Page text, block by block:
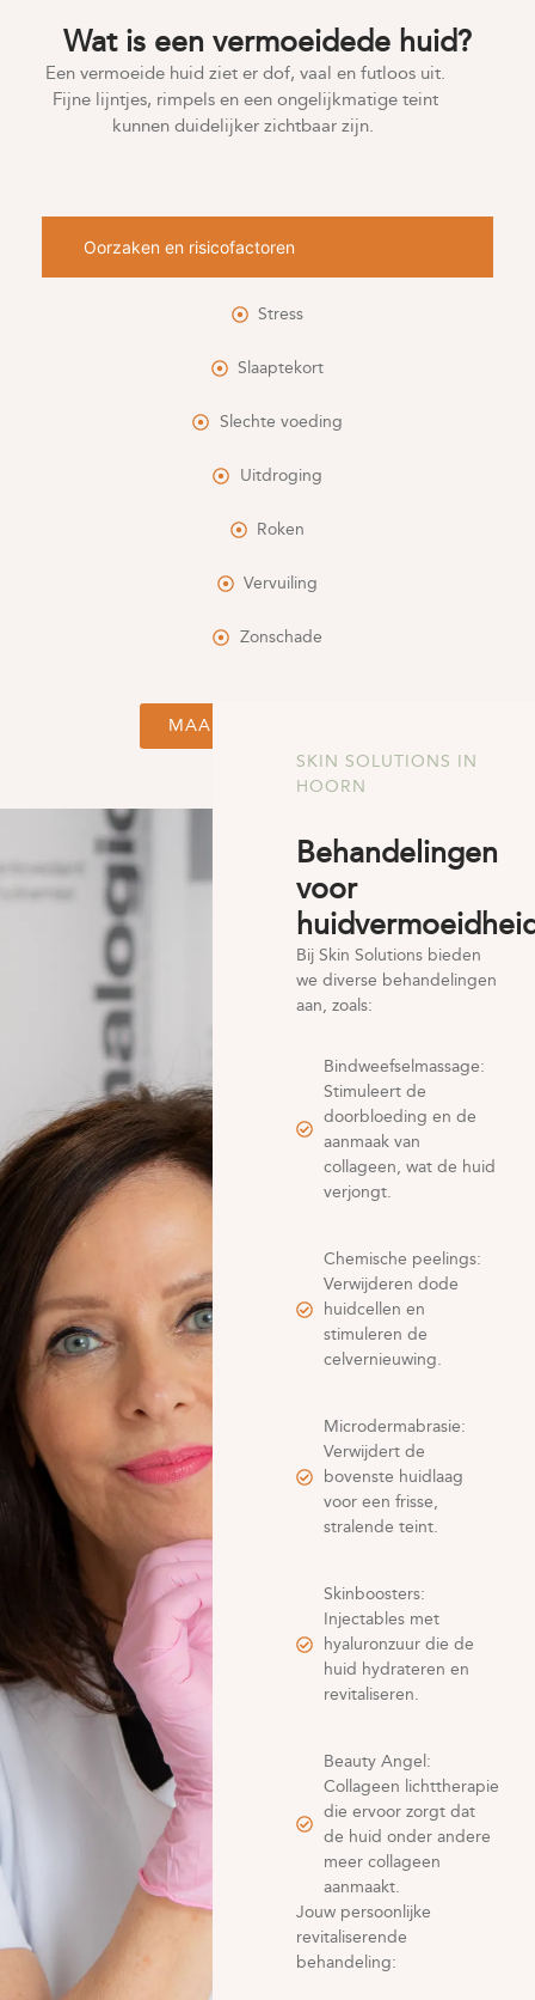
Wat is een vermoeidede huid?
Een vermoeide huid ziet er dof, vaal en futloos uit.
Fijne lijntjes, rimpels en een ongelijkmatige teint
kunnen duidelijker zichtbaar zijn.
Oorzaken en risicofactoren
Stress
Slaaptekort
Slechte voeding
Uitdroging
Roken
Vervuiling
Zonschade
MAAK EEN AFSPRAAK
SKIN SOLUTIONS IN
HOORN
Behandelingen
voor
Bij Skin Solutions bieden
we diverse behandelingen
aan, zoals:
Bindweefselmassage:
Stimuleert de
doorbloeding en de
aanmaak van
collageen, wat de huid
verjongt.
Chemische peelings:
Verwijderen dode
huidcellen en
stimuleren de
celvernieuwing.
Microdermabrasie:
Verwijdert de
bovenste huidlaag
voor een frisse,
stralende teint.
Skinboosters:
Injectables met
hyaluronzuur die de
huid hydrateren en
revitaliseren.
Beauty Angel:
Collageen lichttherapie
die ervoor zorgt dat
de huid onder andere
meer collageen
aanmaakt.
Jouw persoonlijke
revitaliserende
behandeling: